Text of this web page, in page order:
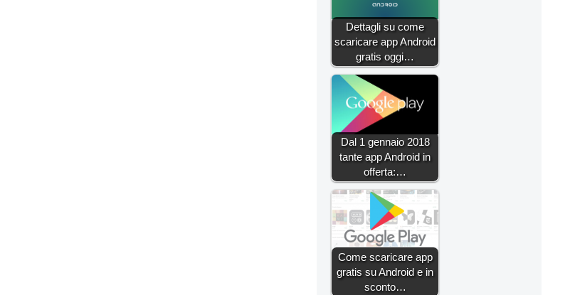
Dettagli su come
scaricare app Android
gratis oggi…
Dal 1 gennaio 2018
tante app Android in
offerta:…
Come scaricare app
gratis su Android e in
sconto…